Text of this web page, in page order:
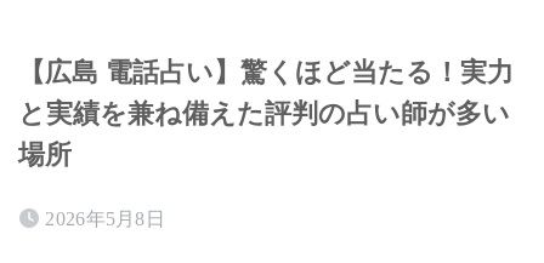
【広島 電話占い】驚くほど当たる！実力
と実績を兼ね備えた評判の占い師が多い
場所
2026年5月8日